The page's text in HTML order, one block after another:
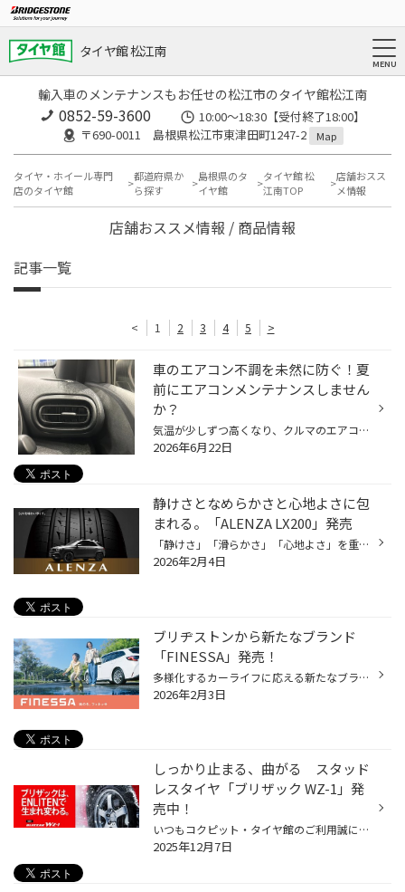
タイヤ館 松江南
輸入車のメンテナンスもお任せの松江市のタイヤ館松江南
0852-59-3600
10:00～18:30【受付終了18:00】
〒690-0011 島根県松江市東津田町1247-2
Map
タイヤ・ホイール専門
店のタイヤ館
都道府県か
ら探す
島根県のタ
イヤ館
タイヤ館 松
江南TOP
店舗おスス
メ情報
店舗おススメ情報 / 商品情報
記事一覧
< 1 2 3 4 5 >
車のエアコン不調を未然に防ぐ！夏
前にエアコンメンテナンスしません
か？
気温が少しずつ高くなり、クルマのエアコンを使用する機会も増えてきていると思います。 是非、夏本番を迎える前におクルマのエアコンのメンテナンスをしませんか？ 【より快適に♪今がおススメ！カーエアコンのメンテナンス】 ■エアコンガスクリーニング おクルマの経年劣化によって、エアコンの効...
2026年6月22日
静けさとなめらかさと心地よさに包
まれる。「ALENZA LX200」発売
「静けさ」「滑らかさ」「心地よさ」を重視した上質なドライビング体験の提供を コンセプトに登場したSUV向けタイヤ、「ALENZA LX200」。 今回はこちらの商品をご紹介いたします！ 上質なドライビング体験を提供するSUV専用タイヤ「ALENZA LX200」が登場 特徴① 乗り心地・静粛性・走行性能向上 構造...
2026年2月4日
ブリヂストンから新たなブランド
「FINESSA」発売！
多様化するカーライフに応える新たなブランド「FINESSA」誕生 安心・安全（SAFETY）を軸に、より快適で心地よい（FINE）車内空間を提供し、 日常の運転だけではなく、趣味やレジャーなどの幅広いお客様のニーズに寄り添う、 新ブランドとして「FINESSA」が登場しました。 FINESSAブランド第1弾「FIN...
2026年2月3日
しっかり止まる、曲がる スタッド
レスタイヤ「ブリザック WZ-1」発
売中！
いつもコクピット・タイヤ館のご利用誠にありがとうございます。 今回は、9月より発売となった、商品設計基盤技術「ENLITEN」を搭載した, 乗用車用スタッドレスタイヤ「BLIZZAK WZ-1」についてご紹介いたします。 冬道の安心・安全を支える3つの特徴 しっかり止まる、曲がる「ブリザックWZ-1」の製...
2025年12月7日